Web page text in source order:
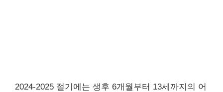
2024-2025 절기에는 생후 6개월부터 13세까지의 어